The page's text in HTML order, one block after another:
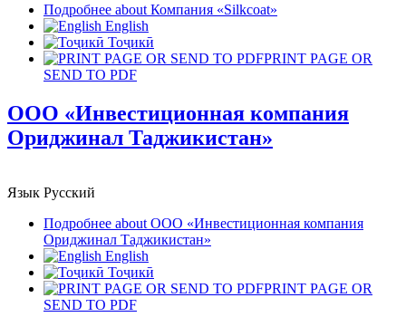
Подробнее about Компания «Silkcoat»
English
Тоҷикӣ
PRINT PAGE OR
SEND TO PDF
ООО «Инвестиционная компания
Ориджинал Таджикистан»
Язык Русский
Подробнее about ООО «Инвестиционная компания
Ориджинал Таджикистан»
English
Тоҷикӣ
PRINT PAGE OR
SEND TO PDF